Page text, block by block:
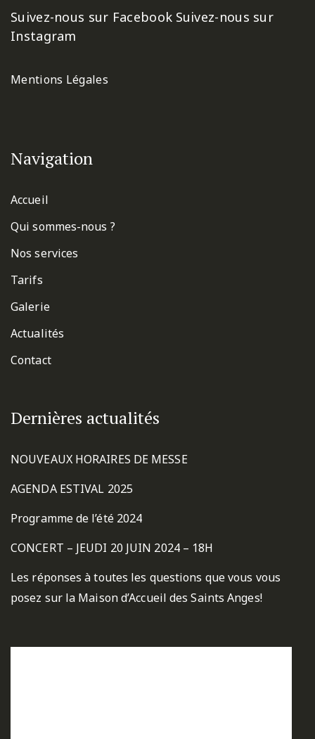
Suivez-nous sur Facebook Suivez-nous sur
Instagram
Mentions Légales
Navigation
Accueil
Qui sommes-nous ?
Nos services
Tarifs
Galerie
Actualités
Contact
Dernières actualités
NOUVEAUX HORAIRES DE MESSE
AGENDA ESTIVAL 2025
Programme de l’été 2024
CONCERT – JEUDI 20 JUIN 2024 – 18H
Les réponses à toutes les questions que vous vous
posez sur la Maison d’Accueil des Saints Anges!